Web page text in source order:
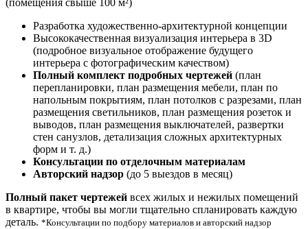
(помещения свыше 100 м²)
Разработка художественно-архитектурной концепции
Высококачественная визуализация интерьера в 3D
(подробное визуальное отображение будущего
интерьера с фотографическим качеством)
Полный комплект подробных чертежей (план
перепланировки, план размещения мебели, план по
напольным покрытиям, план потолков с разрезами, план
размещения светильников, план размещения розеток и
выводов, план размещения выключателей, развертки
стен санузлов, детализация сложных архитектурных
форм и т. д.)
Консультации по отделочным материалам
Авторский надзор (до 5 выездов в месяц)
Полный пакет чертежей всех жилых и нежилых помещений
в квартире, чтобы вы могли тщательно спланировать каждую
деталь. *Консультации по подбору материалов и авторский надзор